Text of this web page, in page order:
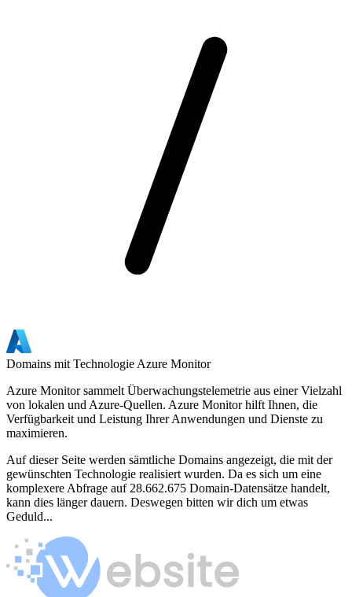
Domains mit Technologie Azure Monitor
Azure Monitor sammelt Überwachungstelemetrie aus einer Vielzahl
von lokalen und Azure-Quellen. Azure Monitor hilft Ihnen, die
Verfügbarkeit und Leistung Ihrer Anwendungen und Dienste zu
maximieren.
Auf dieser Seite werden sämtliche Domains angezeigt, die mit der
gewünschten Technologie realisiert wurden. Da es sich um eine
komplexere Abfrage auf 28.662.675 Domain-Datensätze handelt,
kann dies länger dauern. Deswegen bitten wir dich um etwas
Geduld...